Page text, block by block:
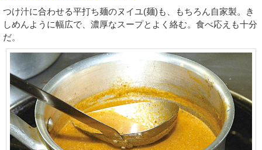
つけ汁に合わせる平打ち麺のヌイユ(麺)も、もちろん自家製。き
しめんように幅広で、濃厚なスープとよく絡む。食べ応えも十分
だ。